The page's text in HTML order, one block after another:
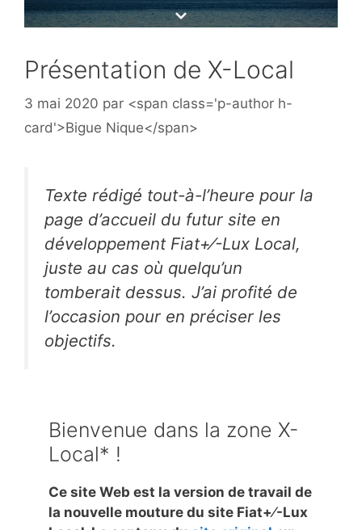
Présentation de X-Local
3 mai 2020 par <span class='p-author h-
card'>Bigue Nique</span>
Texte rédigé tout-à-l’heure pour la
page d’accueil du futur site en
développement Fiat+⁄-Lux Local,
juste au cas où quelqu’un
tomberait dessus. J’ai profité de
l’occasion pour en préciser les
objectifs.
Bienvenue dans la zone X-
Local* !
Ce site Web est la version de travail de
la nouvelle mouture du site Fiat+⁄-Lux